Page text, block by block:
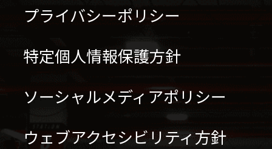
プライバシーポリシー
特定個人情報保護方針
ソーシャルメディアポリシー
ウェブアクセシビリティ方針